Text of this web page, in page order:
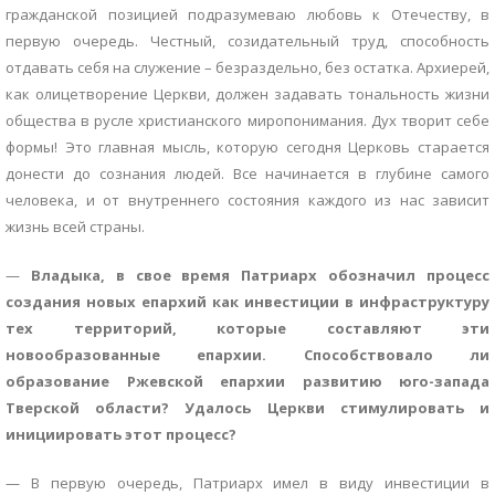
гражданской позицией подразумеваю любовь к Отечеству, в
первую очередь. Честный, созидательный труд, способность
отдавать себя на служение – безраздельно, без остатка. Архиерей,
как олицетворение Церкви, должен задавать тональность жизни
общества в русле христианского миропонимания. Дух творит себе
формы! Это главная мысль, которую сегодня Церковь старается
донести до сознания людей. Все начинается в глубине самого
человека, и от внутреннего состояния каждого из нас зависит
жизнь всей страны.
— Владыка, в свое время Патриарх обозначил процесс
создания новых епархий как инвестиции в инфраструктуру
тех территорий, которые составляют эти
новообразованные епархии. Способствовало ли
образование Ржевской епархии развитию юго-запада
Тверской области? Удалось Церкви стимулировать и
инициировать этот процесс?
— В первую очередь, Патриарх имел в виду инвестиции в